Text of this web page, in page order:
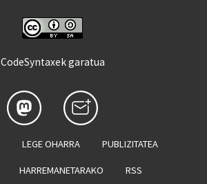
CodeSyntaxek garatua
LEGE OHARRA PUBLIZITATEA
HARREMANETARAKO RSS